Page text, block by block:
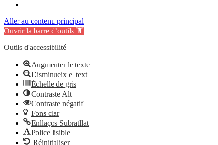
Aller au contenu principal
Ouvrir la barre d’outils
Outils d'accessibilité
Augmenter le texte
Disminueix el text
Échelle de gris
Contraste Alt
Contraste négatif
Fons clar
Enllaços Subratllat
Police lisible
Réinitialiser